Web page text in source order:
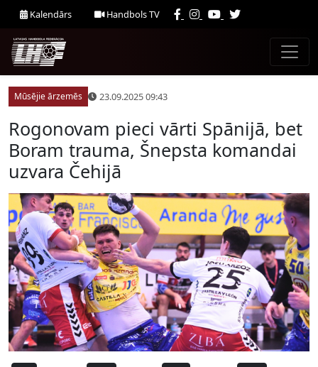
Kalendārs Handbols TV
Mūsējie ārzemēs 23.09.2025 09:43
Rogonovam pieci vārti Spānijā, bet
Boram trauma, Šnepsta komandai
uzvara Čehijā